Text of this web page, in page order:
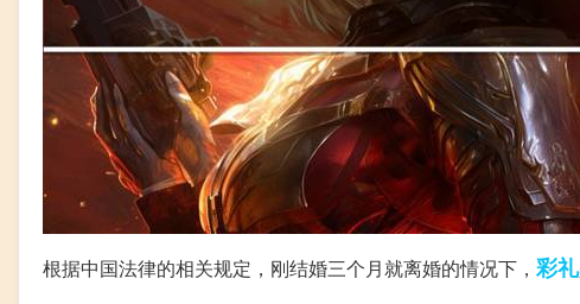
根据中国法律的相关规定，刚结婚三个月就离婚的情况下， 彩礼